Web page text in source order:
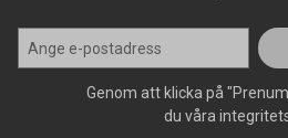
Genom att klicka på
du våra